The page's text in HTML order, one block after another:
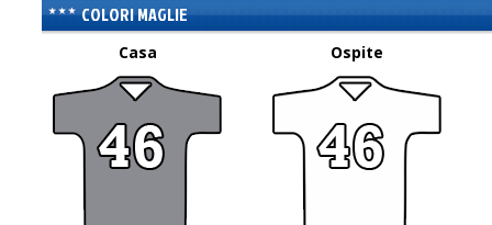
COLORI MAGLIE
Casa Ospite